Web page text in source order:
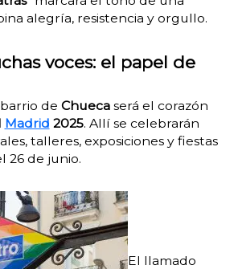
alegría, resistencia y orgullo.
voces: el papel de
de Chuecaserá el corazón
Madrid 2025. Allí se celebrarán
talleres, exposiciones y fiestas
26 de junio.
El llamado